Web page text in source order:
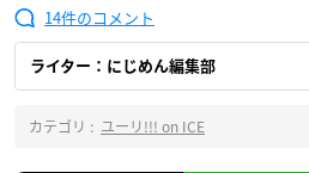
14
ライター：にじめん編集部
カテゴリ : ユーリ!!! on ICE